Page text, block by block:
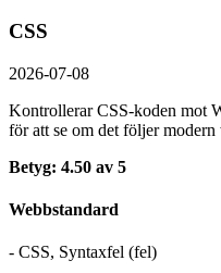
CSS
2026-07-08
Kontrollerar CSS-koden mot
för att se om det följer modern
Betyg: 4.50 av 5
Webbstandard
- CSS, Syntaxfel (fel)